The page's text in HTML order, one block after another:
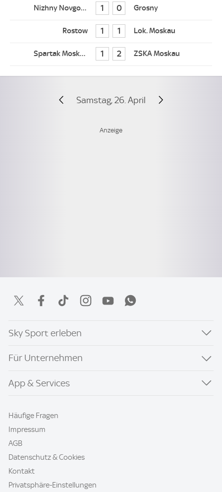
1 0
1 1
1 2
Samstag, 26. April
Sky Sport erleben
Für Unternehmen
App & Services
Häufige Fragen
Impressum
AGB
Datenschutz & Cookies
Kontakt
Privatsphäre-Einstellungen